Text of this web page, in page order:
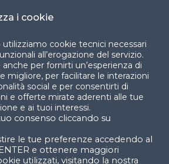
LinkedIn
X
i cookie
cookie tecnici necessari
all’erogazione del servizio.
per fornirti un’esperienza di
migliore, per facilitare le interazioni
social e per consentirti di
e offerte mirate aderenti alle tue
e ai tuoi interessi.
consenso cliccando su
le tue preferenze accedendo al
e ottenere maggiori
utilizzati, visitando la nostra